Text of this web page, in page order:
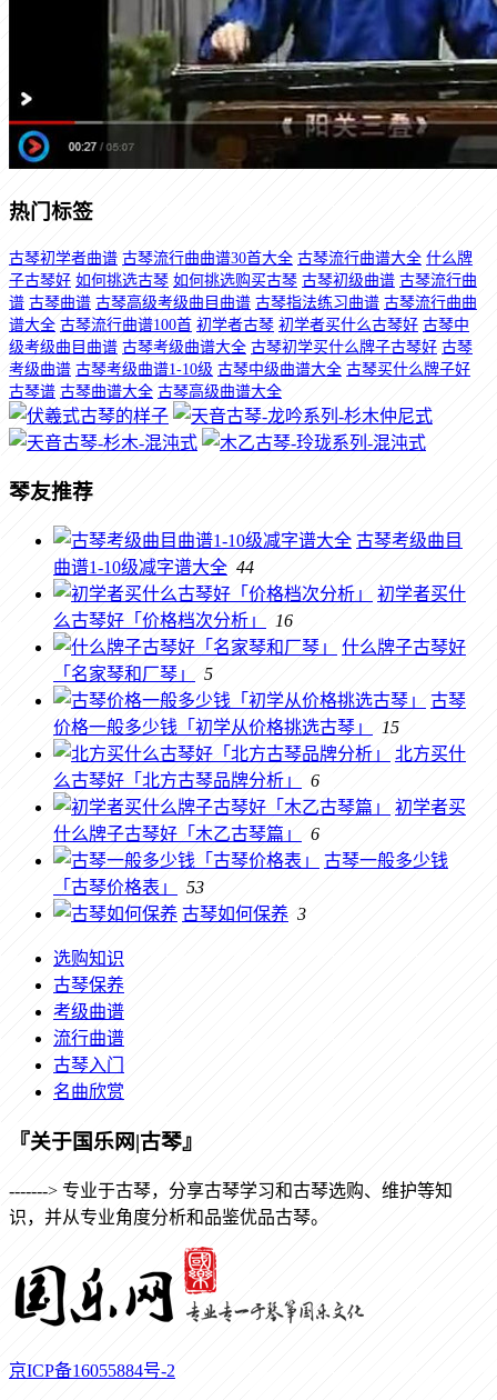
热门标签
古琴初学者曲谱 古琴流行曲曲谱30首大全 古琴流行曲谱大全 什么牌
子古琴好 如何挑选古琴 如何挑选购买古琴 古琴初级曲谱 古琴流行曲
谱 古琴曲谱 古琴高级考级曲目曲谱 古琴指法练习曲谱 古琴流行曲曲
谱大全 古琴流行曲谱100首 初学者古琴 初学者买什么古琴好 古琴中
级考级曲目曲谱 古琴考级曲谱大全 古琴初学买什么牌子古琴好 古琴
考级曲谱 古琴考级曲谱1-10级 古琴中级曲谱大全 古琴买什么牌子好
古琴谱 古琴曲谱大全 古琴高级曲谱大全
琴友推荐
古琴考级曲目
曲谱1-10级减字谱大全 44
初学者买什
么古琴好「价格档次分析」
16
什么牌子古琴好
「名家琴和厂琴」
5
古琴
价格一般多少钱「初学从价格挑选古琴」
15
北方买什
么古琴好「北方古琴品牌分析」
6
初学者买
什么牌子古琴好「木乙古琴篇」
6
古琴一般多少钱
「古琴价格表」
53
古琴如何保养 3
选购知识
古琴保养
考级曲谱
流行曲谱
古琴入门
名曲欣赏
『关于国乐网|古琴』
-------> 专业于古琴，分享古琴学习和古琴选购、维护等知
识，并从专业角度分析和品鉴优品古琴。
京ICP备16055884号-2